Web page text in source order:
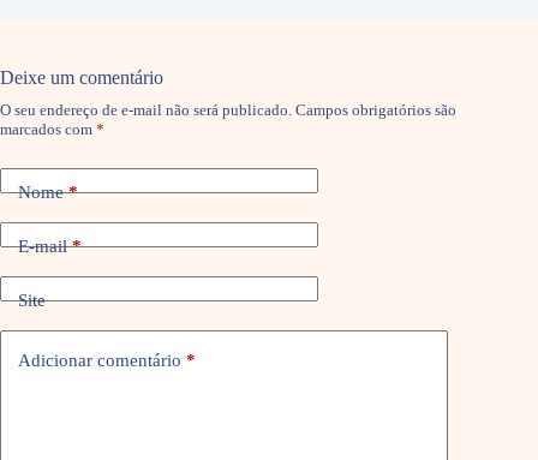
Deixe um comentário
O seu endereço de e-mail não será publicado. Campos obrigatórios são
marcados com *
Nome*
E-mail*
Site
Adicionar comentário *